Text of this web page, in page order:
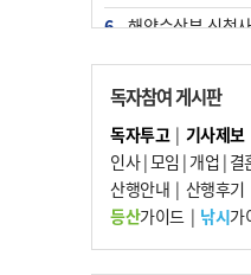
6
해양수산부 신청
7
지역 상권도 말라
양물축제 강행 논란
8
통영시민 추석 전
9
부산 철강공장 50
10 국힘 부산시당, ‘정
위에…‘한동훈 지
독자참여 게시판
독자투고| 기사제보
인사|모임 | 개업 | 결
산행안내 | 산행후기
등산가이드| 낚시가